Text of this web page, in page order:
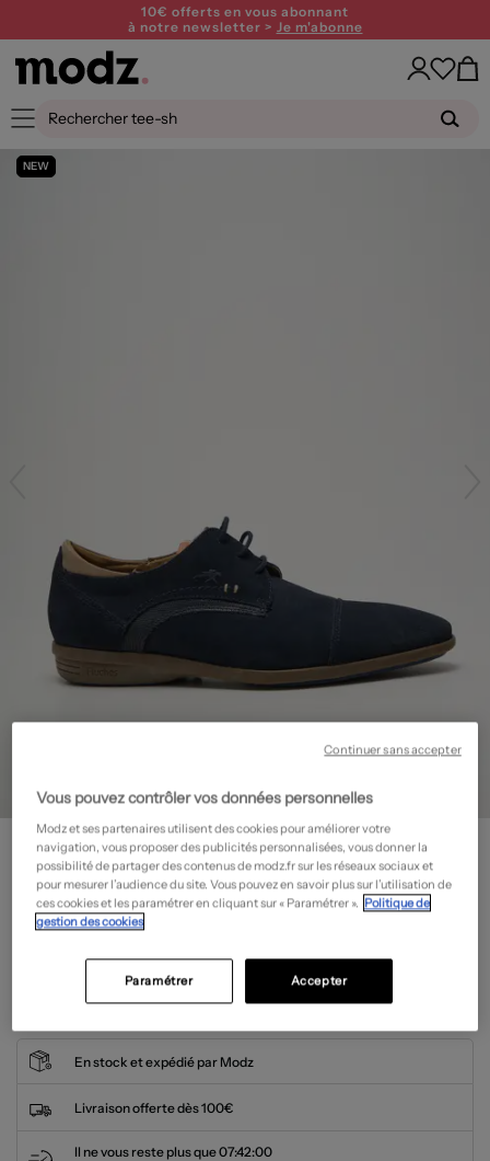
10€ offerts en vous abonnant
à notre newsletter > Je m'abonne
NEW
FLUCHOS
Derbies - Nubuck- Outlet
52,50€
Prix boutique : 105,00€
Guide des tailles
Cet article n'est plus disponible.
En stock et expédié par Modz
Livraison offerte dès 100€
Il ne vous reste plus que07:42:00
Vous pouvez contrôler vos données personnelles
Modz et ses partenaires utilisent des cookies pour améliorer votre
navigation, vous proposer des publicités personnalisées, vous donner la
possibilité de partager des contenus de modz.fr sur les réseaux sociaux et
pour mesurer l’audience du site. Vous pouvez en savoir plus sur l’utilisation de
ces cookies et les paramétrer en cliquant sur « Paramétrer ». Politique de
gestion des cookies
Accepter
Paramétrer
Continuer sans accepter